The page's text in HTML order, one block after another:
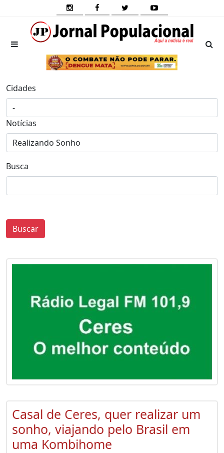
Cidades
Notícias
Busca
Buscar
Casal de Ceres, quer realizar um
sonho, viajando pelo Brasil em
uma Kombihome